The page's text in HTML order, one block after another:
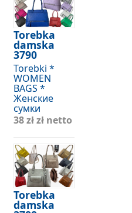
Torebka
damska
3790
Torebki *
WOMEN
BAGS *
Женские
сумки
38 złzł netto
Torebka
damska